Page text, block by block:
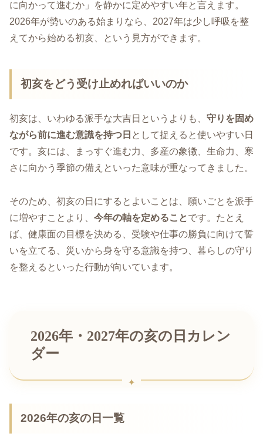
に向かって進むか」を静かに定めやすい年と言えます。
2026年が勢いのある始まりなら、2027年は少し呼吸を整
えてから始める初亥、という見方ができます。
初亥をどう受け止めればいいのか
初亥は、いわゆる派手な大吉日というよりも、 守りを固め
ながら前に進む意識を持つ日 として捉えると使いやすい日
です。亥には、まっすぐ進む力、多産の象徴、生命力、寒
さに向かう季節の備えといった意味が重なってきました。
そのため、初亥の日にするとよいことは、願いごとを派手
に増やすことより、 今年の軸を定めることです。たとえ
ば、健康面の目標を決める、受験や仕事の勝負に向けて誓
いを立てる、災いから身を守る意識を持つ、暮らしの守り
を整えるといった行動が向いています。
2026年・2027年の亥の日カレン
ダー
2026年の亥の日一覧